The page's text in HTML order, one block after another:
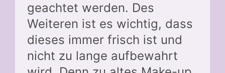
geachtet werden. Des
Weiteren ist es wichtig, dass
dieses immer frisch ist und
nicht zu lange aufbewahrt